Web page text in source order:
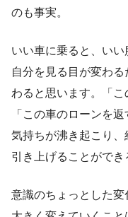
のも事実。
いい車に乗ると、い
自分を見る目が変わ
わると思います。「こ
「この車のローンを
気持ちが沸き起こり
引き上げることができ
意識のちょっとした